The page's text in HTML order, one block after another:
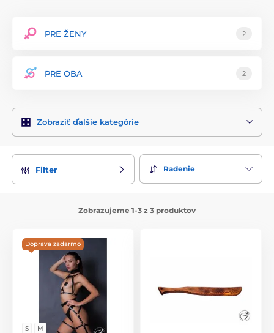
sú hypoalergénne, neporézne a bezpečné pre telo. Tento
prísnymi kontrolami kvality, aby splňal najvyššie štandardy a
poskytoval výnimočný zážitok.
pomôcok vrátane vibrátorov, stimulátorov, masážnych
prútikov a BDSM doplnkov. Každý produkt je navrhnutý s
ohľadom na ergonomický tvar a maximálne uspokojenie.
rôzne režimy vibrácií, nastaviteľné rýchlosti a intuitívne
ovládanie, ktoré umožňujú jedinečný a personalizovaný
zážitok.
výrobkov, pričom každý kus je navrhnutý s ohľadom na
podrobné návody na použitie a údržbu každého produktu,
čím zaručuje maximálnu spokojnosť zákazníkov.
S Scutica si môžete byť istí, že získate produkty, ktoré
kombinujú luxus, kvalitu a štýl, aby poskytli jedinečné a
nezabudnuteľné intímne zážitky. Objavte nové dimenzie
potešenia s produktmi od Scutica.
PRE ŽENY 2
PRE OBA 2
Zobraziť ďalšie kategórie
Filter Radenie
Zobrazujeme 1-3 z 3 produktov
Doprava zadarmo
S M